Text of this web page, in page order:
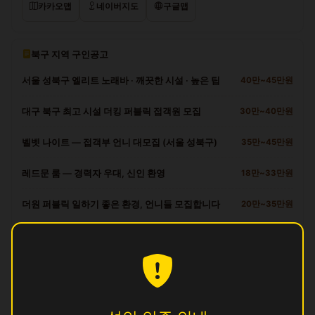
카카오맵 네이버지도 구글맵
북구 지역 구인공고
서울 성북구 엘리트 노래바 · 깨끗한 시설 · 높은 팁 40만~45만원
대구 북구 최고 시설 더킹 퍼블릭 접객원 모집 30만~40만원
벨벳 나이트 — 접객부 언니 대모집 (서울 성북구) 35만~45만원
레드문 룸 — 경력자 우대, 신인 환영 18만~33만원
더원 퍼블릭 일하기 좋은 환경, 언니들 모집합니다 20만~35만원